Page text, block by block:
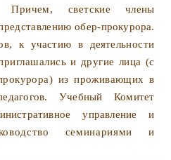
Причем, свет­ские члены
обер-прокурора.
к участию в деятель­ности
и другие лица (с
из проживающих в
Учебный Комитет
управление и
семинариями и